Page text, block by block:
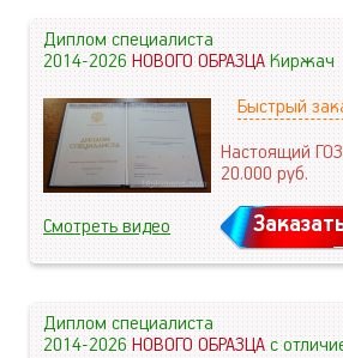
Диплом специалиста
2014-2026НОВОГО ОБРАЗЦАКиржач
Быстрый
Настоящий
20.000руб.
Смотреть видео
Диплом специалиста
2014-2026НОВОГО ОБРАЗЦАс